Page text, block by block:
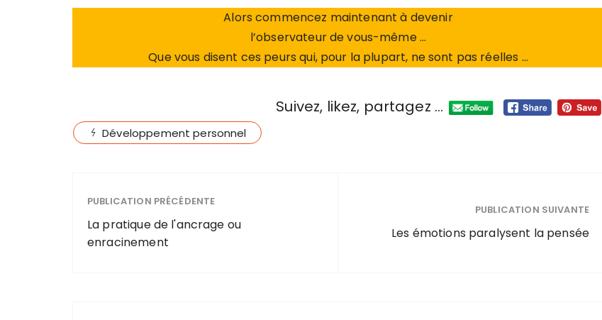
Alors commencez maintenant à devenir
l’observateur de vous-même …
Que vous disent ces peurs qui, pour la plupart, ne sont pas réelles …
Suivez, likez, partagez ...
Développement personnel
PUBLICATION PRÉCÉDENTE
La pratique de l'ancrage ou
enracinement
PUBLICATION SUIVANTE
Les émotions paralysent la pensée